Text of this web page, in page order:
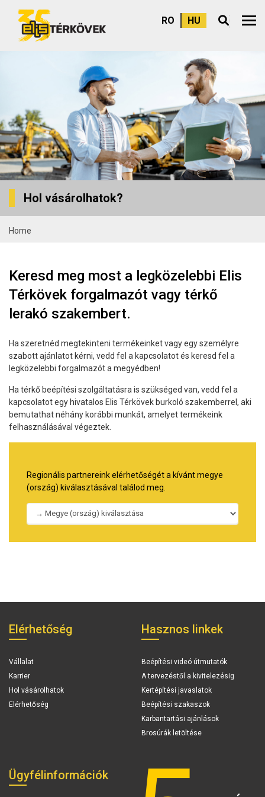
RO HU
Hol vásárolhatok?
Home
Keresd meg most a legközelebbi Elis
Térkövek forgalmazót vagy térkő
lerakó szakembert.
Ha szeretnéd megtekinteni termékeinket vagy egy személyre
szabott ajánlatot kérni, vedd fel a kapcsolatot és keresd fel a
legközelebbi forgalmazót a megyédben!
Ha térkő beépítési szolgáltatásra is szükséged van, vedd fel a
kapcsolatot egy hivatalos Elis Térkövek burkoló szakemberrel, aki
bemutathat néhány korábbi munkát, amelyet termékeink
felhasználásával végeztek.
Regionális partnereink elérhetőségét a kívánt megye
(ország) kiválasztásával találod meg.
Elérhetőség
Vállalat
Karrier
Hol vásárolhatok
Elérhetőség
Hasznos linkek
Beépítési videó útmutatók
A tervezéstől a kivitelezésig
Kertépítési javaslatok
Beépítési szakaszok
Karbantartási ajánlások
Brosúrák letöltése
Ügyfélinformációk